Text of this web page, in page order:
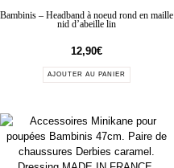
Bambinis – Headband à noeud rond en maille
nid d’abeille lin
12,90€
AJOUTER AU PANIER